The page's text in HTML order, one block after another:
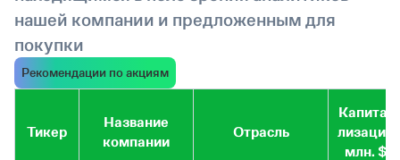
нашей компании и предложенным для
покупки
Рекомендации по акциям
Тикер
Название
компании
Отрасль
Капита-
лизация
млн. $